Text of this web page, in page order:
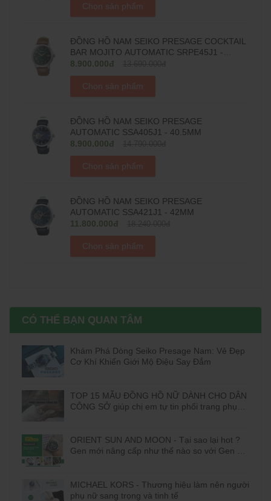
Chọn sản phẩm
ĐỒNG HỒ NAM SEIKO PRESAGE COCKTAIL
BAR MOJITO AUTOMATIC SRPE45J1 -
38.5MM
8.900.000đ
Chọn sản phẩm
ĐỒNG HỒ NAM SEIKO PRESAGE
AUTOMATIC SSA405J1 - 40.5MM
8.900.000đ
Chọn sản phẩm
ĐỒNG HỒ NAM SEIKO PRESAGE
AUTOMATIC SSA421J1 - 42MM
11.800.000đ
Chọn sản phẩm
CÓ THỂ BẠN QUAN TÂM
Khám Phá Dòng Seiko Presage Nam: Vẻ Đẹp
Cơ Khí Khiến Giới Mộ Điệu Say Đắm
TOP 15 MẪU ĐỒNG HỒ NỮ DÀNH CHO DÂN
CÔNG SỞ giúp chị em tự tin phối trang phục
ORIENT SUN AND MOON - Tại sao lại hot ?
Gen mới nâng cấp như thế nào so với Gen cũ
MICHAEL KORS - Thương hiệu làm nên người
phụ nữ sang trọng và tinh tế